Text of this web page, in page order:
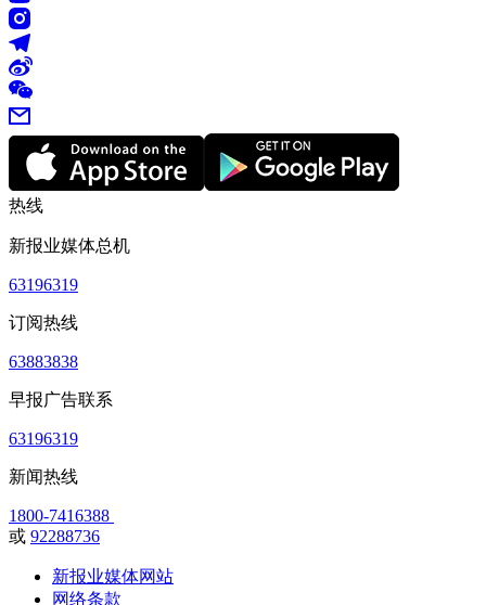
热线
新报业媒体总机
63196319
订阅热线
63883838
早报广告联系
63196319
新闻热线
1800-7416388
或 92288736
新报业媒体网站
网络条款